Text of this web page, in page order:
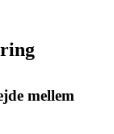
mellem